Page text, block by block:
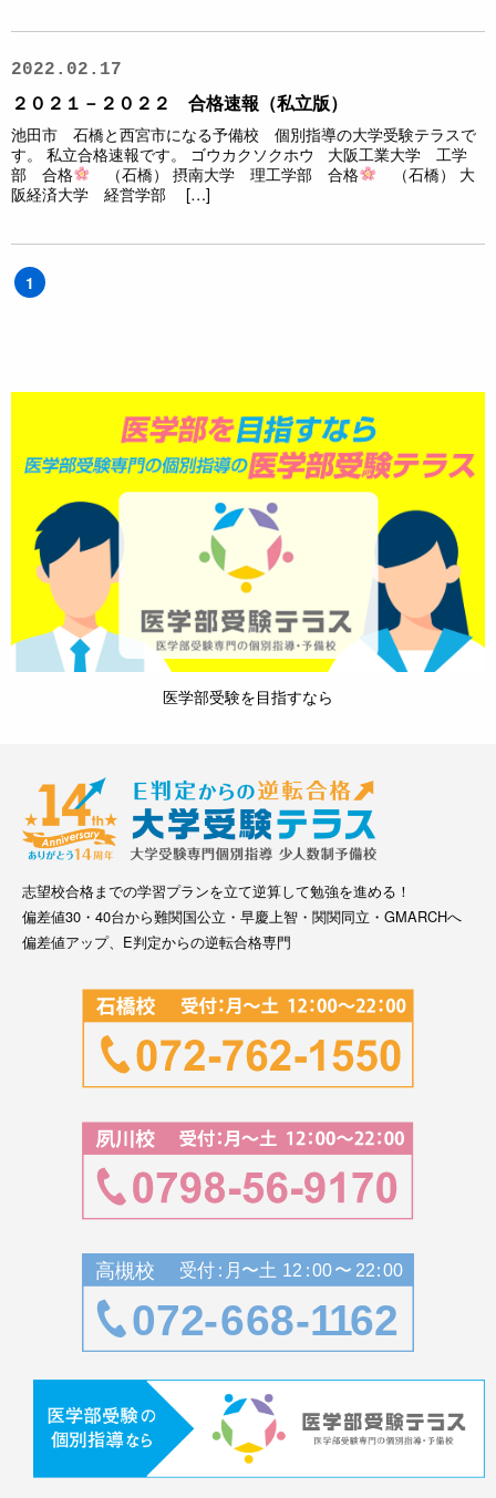
2022.02.17
２０２１－２０２２ 合格速報（私立版）
池田市 石橋と西宮市になる予備校 個別指導の大学受験テラスで
す。 私立合格速報です。 ゴウカクソクホウ 大阪工業大学 工学
部 合格
（石橋） 摂南大学 理工学部 合格
（石橋） 大
阪経済大学 経営学部 […]
1
医学部受験を目指すなら
志望校合格までの学習プランを立て逆算して勉強を進める！
偏差値30・40台から難関国公立・早慶上智・関関同立・GMARCHへ
偏差値アップ、E判定からの逆転合格専門